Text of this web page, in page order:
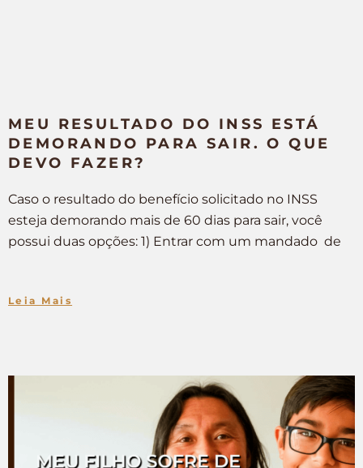
MEU RESULTADO DO INSS ESTÁ
DEMORANDO PARA SAIR. O QUE
DEVO FAZER?
Caso o resultado do benefício solicitado no INSS
esteja demorando mais de 60 dias para sair, você
possui duas opções: 1) Entrar com um mandado de
Leia Mais